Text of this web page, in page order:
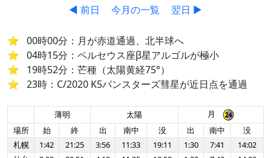
◀ 前日 今月の一覧 翌日 ▶
00時00分：月が赤道通過、北半球へ
04時15分：ペルセウス座β星アルゴルが極小
19時52分：芒種（太陽黄経75°）
23時：C/2020 K5パンスターズ彗星が近日点を通過
薄明 太陽
月
場所
始 終 出 南中 没 出 南中
没
札幌
1:42 21:25 3:56 11:33 19:11 1:30 7:41
14:02